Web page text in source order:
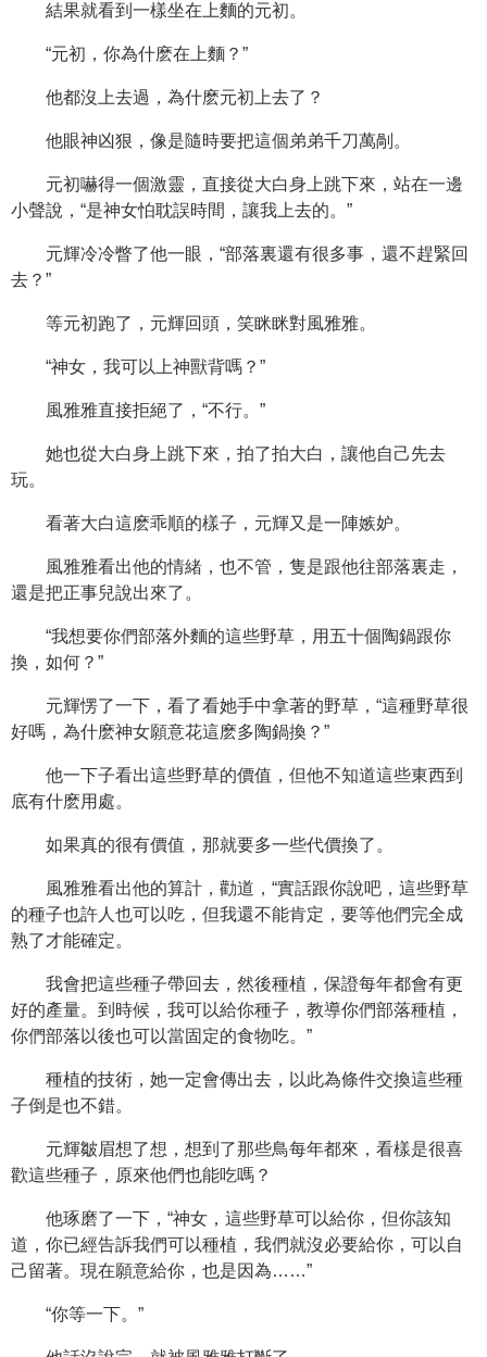
結果就看到一樣坐在上麵的元初。
“元初，你為什麽在上麵？”
他都沒上去過，為什麽元初上去了？
他眼神凶狠，像是隨時要把這個弟弟千刀萬剮。
元初嚇得一個激靈，直接從大白身上跳下來，站在一邊
小聲說，“是神女怕耽誤時間，讓我上去的。”
元輝冷冷瞥了他一眼，“部落裏還有很多事，還不趕緊回
去？”
等元初跑了，元輝回頭，笑眯眯對風雅雅。
“神女，我可以上神獸背嗎？”
風雅雅直接拒絕了，“不行。”
她也從大白身上跳下來，拍了拍大白，讓他自己先去
玩。
看著大白這麽乖順的樣子，元輝又是一陣嫉妒。
風雅雅看出他的情緒，也不管，隻是跟他往部落裏走，
還是把正事兒說出來了。
“我想要你們部落外麵的這些野草，用五十個陶鍋跟你
換，如何？”
元輝愣了一下，看了看她手中拿著的野草，“這種野草很
好嗎，為什麽神女願意花這麽多陶鍋換？”
他一下子看出這些野草的價值，但他不知道這些東西到
底有什麽用處。
如果真的很有價值，那就要多一些代價換了。
風雅雅看出他的算計，勸道，“實話跟你說吧，這些野草
的種子也許人也可以吃，但我還不能肯定，要等他們完全成
熟了才能確定。
我會把這些種子帶回去，然後種植，保證每年都會有更
好的產量。到時候，我可以給你種子，教導你們部落種植，
你們部落以後也可以當固定的食物吃。”
種植的技術，她一定會傳出去，以此為條件交換這些種
子倒是也不錯。
元輝皺眉想了想，想到了那些鳥每年都來，看樣是很喜
歡這些種子，原來他們也能吃嗎？
他琢磨了一下，“神女，這些野草可以給你，但你該知
道，你已經告訴我們可以種植，我們就沒必要給你，可以自
己留著。現在願意給你，也是因為……”
“你等一下。”